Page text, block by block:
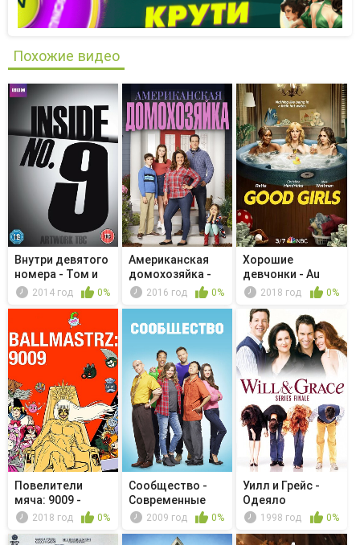
Похожие видео
Внутри девятого
номера - Том и
Джерри
2014 год 0%
Американская
домохозяйка -
The Code
2016 год 0%
Хорошие
девчонки - Au
Jus2018 год 0%
Повелители
мяча: 9009 -
Infinite Hugs...
2018 год 0%
Сообщество -
Современные
импрессионисты
2009 год 0%
Уилл и Грейс -
Одеяло
извинения
1998 год 0%